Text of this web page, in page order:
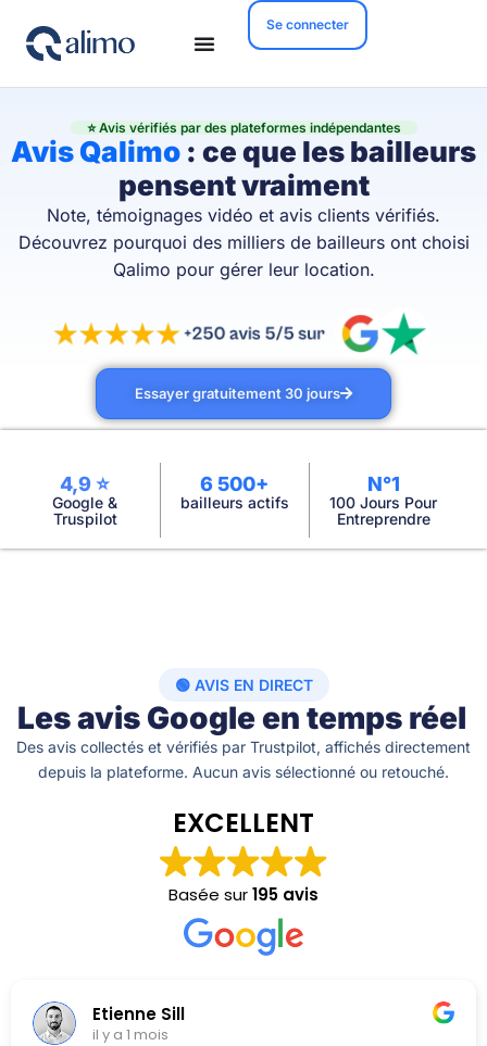
Se connecter
⭐ Avis vérifiés par des plateformes indépendantes
Avis Qalimo : ce que les bailleurs
pensent vraiment
Note, témoignages vidéo et avis clients vérifiés.
Découvrez pourquoi des milliers de bailleurs ont choisi
Qalimo pour gérer leur location.
Essayer gratuitement 30 jours
4,9 ⭐
Google &
Truspilot
6 500+
bailleurs actifs
N°1
100 Jours Pour
Entreprendre
🟢 AVIS EN DIRECT
Les avis Google en temps réel
Des avis collectés et vérifiés par Trustpilot, affichés directement
depuis la plateforme. Aucun avis sélectionné ou retouché.
EXCELLENT
Basée sur195 avis
Etienne Sill
il y a 1 mois